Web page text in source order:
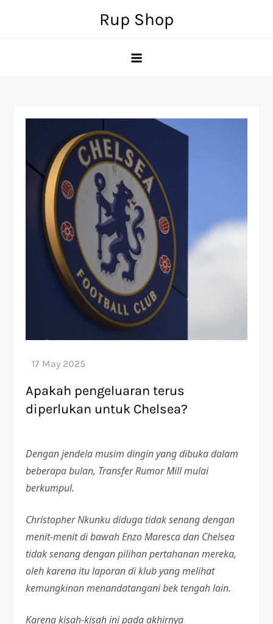
Rup Shop
Apakah pengeluaran terus
diperlukan untuk Chelsea?
Dengan jendela musim dingin yang dibuka dalam
beberapa bulan, Transfer Rumor Mill mulai
berkumpul.
Christopher Nkunku diduga tidak senang dengan
menit-menit di bawah Enzo Maresca dan Chelsea
tidak senang dengan pilihan pertahanan mereka,
oleh karena itu laporan di klub yang melihat
kemungkinan menandatangani bek tengah lain.
Karena kisah-kisah ini pada akhirnya